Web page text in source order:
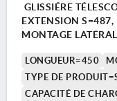
GLISSIÉRE
EXTENSION
MONTAGE
LONGUEUR=450
TYPE DE
CAPACITÉ DE